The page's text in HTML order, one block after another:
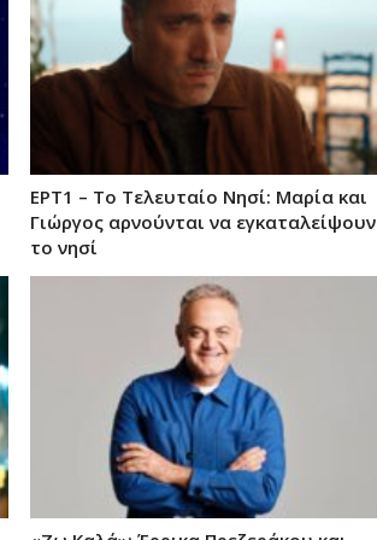
ΕΡΤ1 – Το Τελευταίο Νησί: Μαρία και
Γιώργος αρνούνται να εγκαταλείψουν
το νησί